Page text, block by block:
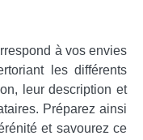
à vos envies
les différents
leur description et
Préparez ainsi
et savourez ce